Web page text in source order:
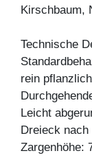
Kirschbaum,
Technische
rein
Leicht
Dreieck nach
Zargenhöhe: